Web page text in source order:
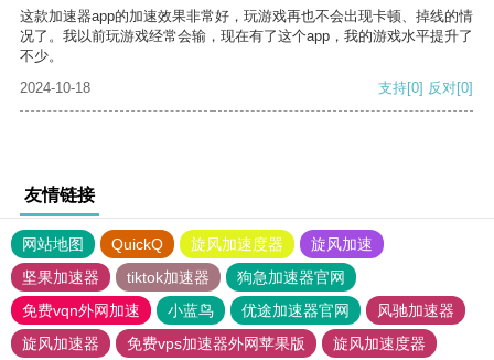
这款加速器app的加速效果非常好，玩游戏再也不会出现卡顿、掉线的情
况了。我以前玩游戏经常会输，现在有了这个app，我的游戏水平提升了
不少。
2024-10-18
支持[0] 反对[0]
友情链接
网站地图 QuickQ 旋风加速度器
旋风加速
坚果加速器
tiktok加速器
狗急加速器官网
免费vqn外网加速
小蓝鸟 优途加速器官网
风驰加速器
旋风加速器
免费vps加速器外网苹果版
旋风加速度器